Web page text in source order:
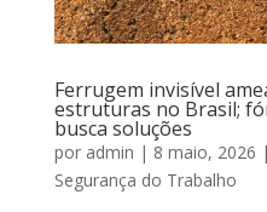
Ferrugem invisível
estruturas no Brasil;
busca soluções
por admin | 8 maio, 2026 |
Segurança do Trabalho